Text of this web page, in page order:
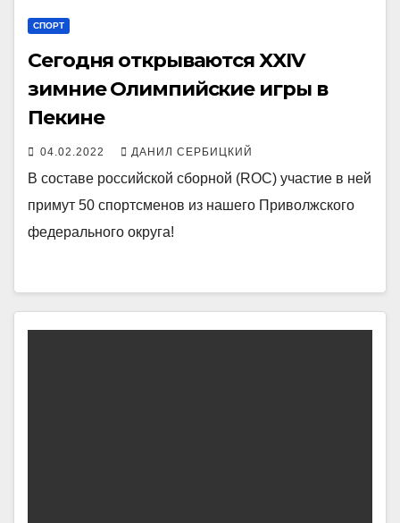
СПОРТ
Сегодня открываются XXIV
зимние Олимпийские игры в
Пекине
04.02.2022 ДАНИЛ СЕРБИЦКИЙ
В составе российской сборной (ROC) участие в ней
примут 50 спортсменов из нашего Приволжского
федерального округа!